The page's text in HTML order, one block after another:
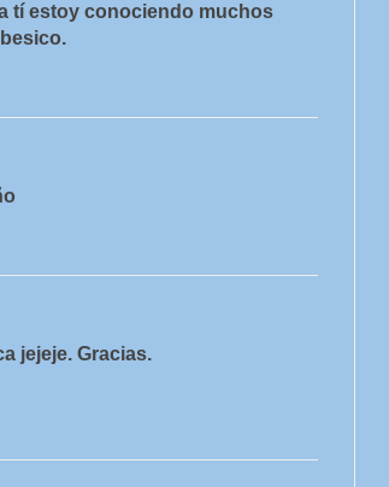
tí estoy conociendo muchos
jejeje. Gracias.